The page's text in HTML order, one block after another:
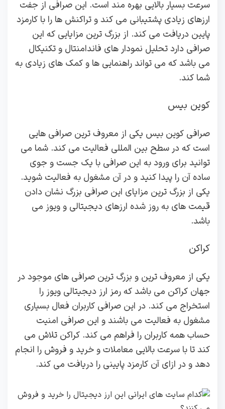
سرعت بسیار بالایی بهره مند است. این صرافی از جفت
ارزهای زیادی پشتیبانی می کند و تراکنش ها را با کارمزد
پایین دریافت می کند. از بزرگ ترین مزایایی که این
صرافی دارد تحلیل نمودار های فاندامنتال و تکنیکال
می باشد که می تواند راهنمایی ها و کمک های زیادی به
شما کند.
کوین بیس
صرافی کوین بیس یکی از معروف ترین صرافی هایی
است که در سطح بین المللی فعالیت می کند. شما می
توانید برای ورود به این صرافی با یک جست و جوی
ساده آن را پیدا کنید و در آن مشغول به فعالیت شوید.
یکی از بزرگ ترین مزایای این صرافی بزرگ نشان دادن
قیمت های به روز شده ارزهای دیجیتالی و ویوز می
باشد.
کراکن
یکی از معروف ترین و بزرگ ترین صرافی های موجود در
جهان کراکن می باشد که رمز ارز دیجیتالی ویوز را
استخراج می کند. در این صرافی کاربران فعال بسیاری
مشغول به فعالیت می باشند و این صرافی امنیت
حساب همه کاربران را فراهم می کند. کراکن تلاش می
کند تا با سرعت بالایی معاملات و خرید و فروش را انجام
دهد و در ازای آن کارمزد پایینی را دریافت می کند.